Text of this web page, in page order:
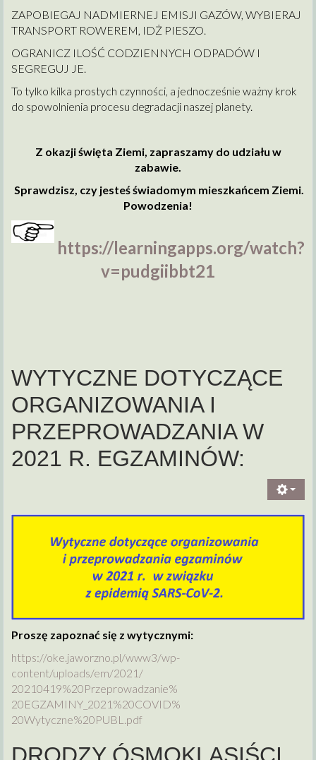
ZAPOBIEGAJ NADMIERNEJ EMISJI GAZÓW, WYBIERAJ
TRANSPORT ROWEREM, IDŻ PIESZO.
OGRANICZ ILOŚĆ CODZIENNYCH ODPADÓW I
SEGREGUJ JE.
To tylko kilka prostych czynności, a jednocześnie ważny krok
do spowolnienia procesu degradacji naszej planety.
Z okazji święta Ziemi, zapraszamy do udziału w
zabawie.
Sprawdzisz, czy jesteś świadomym mieszkańcem Ziemi.
Powodzenia!
https://learningapps.org/watch?
v=pudgiibbt21
WYTYCZNE DOTYCZĄCE
ORGANIZOWANIA I
PRZEPROWADZANIA W
2021 R. EGZAMINÓW:
Proszę zapoznać się z wytycznymi:
https://oke.jaworzno.pl/www3/wp-
content/uploads/em/2021/
20210419%20Przeprowadzanie%
20EGZAMINY_2021%20COVID%
20Wytyczne%20PUBL.pdf